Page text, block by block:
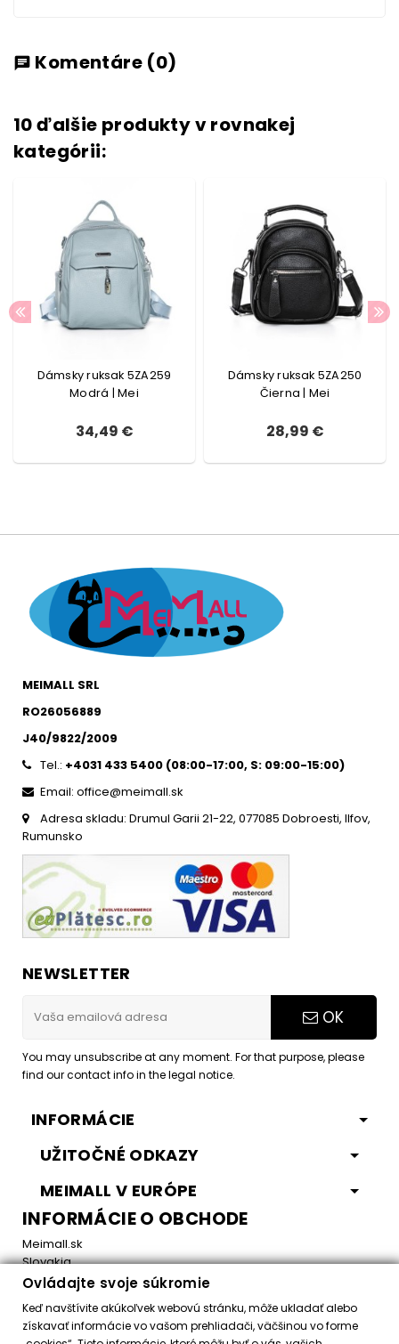
chat Komentáre (0)
10 ďalšie produkty v rovnakej
kategórii:
Dámsky ruksak 5ZA259
Modrá | Mei
34,49 €
Dámsky ruksak 5ZA250
Čierna | Mei
28,99 €
MEIMALL SRL
RO26056889
J40/9822/2009
Tel.: +4031 433 5400 (08:00-17:00, S: 09:00-15:00)
Email: office@meimall.sk
Adresa skladu: Drumul Garii 21-22, 077085 Dobroesti, Ilfov,
Rumunsko
NEWSLETTER
OK
You may unsubscribe at any moment. For that purpose, please
find our contact info in the legal notice.
INFORMÁCIE
UŽITOČNÉ ODKAZY
MEIMALL V EURÓPE
INFORMÁCIE O OBCHODE
Meimall.sk
Slovakia
Email:office@meimall.sk
Ovládajte svoje súkromie
Keď navštívite akúkoľvek webovú stránku, môže ukladať alebo
získavať informácie vo vašom prehliadači, väčšinou vo forme